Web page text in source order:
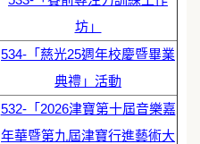
坊」
534-「慈光25週年校慶暨畢業
典禮」活動
532-「2026津寶第十屆音樂嘉
年華暨第九屆津寶行進藝術大